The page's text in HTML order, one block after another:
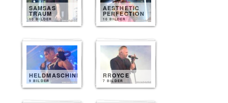
SAMSAS
TRAUM
10 BILDER
AESTHETIC
PERFECTION
10 BILDER
HELDMASCHINE
9 BILDER
RROYCE
7 BILDER